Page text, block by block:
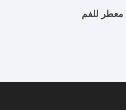
معطر للفم